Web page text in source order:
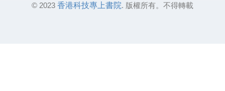
© 2023 香港科技專上書院. 版權所有。不得轉載